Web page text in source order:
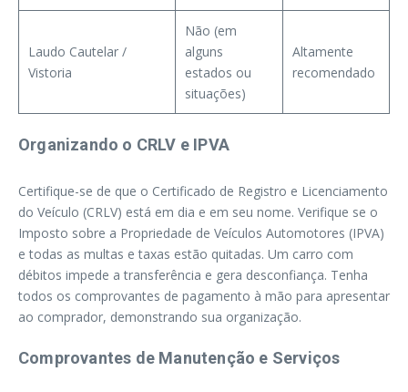
Laudo Cautelar /
Vistoria
Não (em
alguns
estados ou
situações)
Altamente
recomendado
Organizando o CRLV e IPVA
Certifique-se de que o Certificado de Registro e Licenciamento
do Veículo (CRLV) está em dia e em seu nome. Verifique se o
Imposto sobre a Propriedade de Veículos Automotores (IPVA)
e todas as multas e taxas estão quitadas. Um carro com
débitos impede a transferência e gera desconfiança. Tenha
todos os comprovantes de pagamento à mão para apresentar
ao comprador, demonstrando sua organização.
Comprovantes de Manutenção e Serviços